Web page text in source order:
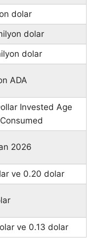
dolar
dolar
dolar
ADA
Invested Age
2026
ve 0.20 dolar
ve 0.13 dolar